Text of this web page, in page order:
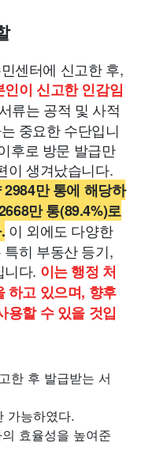
센터에 신고한 후,
인이 신고한 인감임
류는 공적 및 사적
중요한 수단입니
후로 방문 발급만
이 생겨났습니다.
만 통에 해당하
만 통(89.4%)로
이 외에도 다양한
히 부동산 등기,
니다. 이는 행정 처
하고 있으며, 향후
용할 수 있을 것입
한 후 발급받는 서
가능하였다.
효율성을 높여준